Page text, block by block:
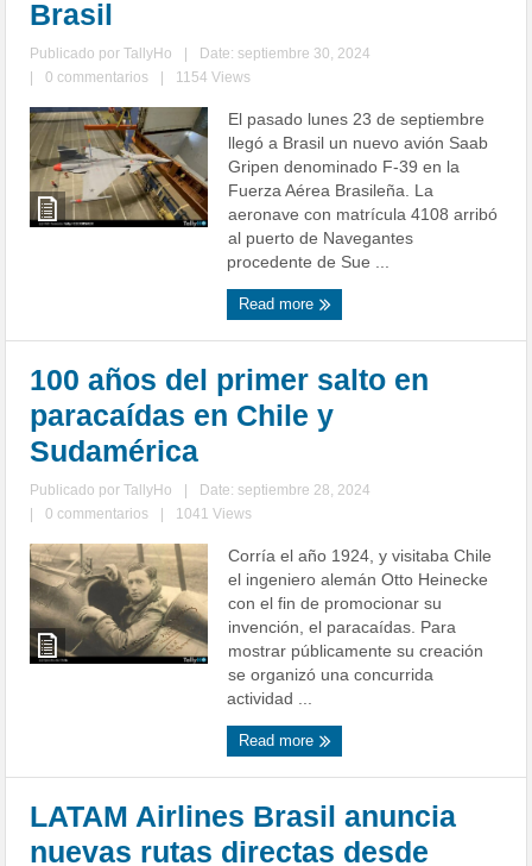
Brasil
Publicado porTallyHo
Date: septiembre 30, 2024
0 commentarios 1154 Views
El pasado lunes 23 de septiembre
llegó a Brasil un nuevo avión Saab
Gripen denominado F-39 en la
Fuerza Aérea Brasileña. La
aeronave con matrícula 4108 arribó
al puerto de Navegantes
procedente de Sue ...
Read more
100 años del primer salto en
paracaídas en Chile y
Sudamérica
Publicado porTallyHo
Date: septiembre 28, 2024
0 commentarios 1041 Views
Corría el año 1924, y visitaba Chile
el ingeniero alemán Otto Heinecke
con el fin de promocionar su
invención, el paracaídas. Para
mostrar públicamente su creación
se organizó una concurrida
actividad ...
Read more
LATAM Airlines Brasil anuncia
nuevas rutas directas desde